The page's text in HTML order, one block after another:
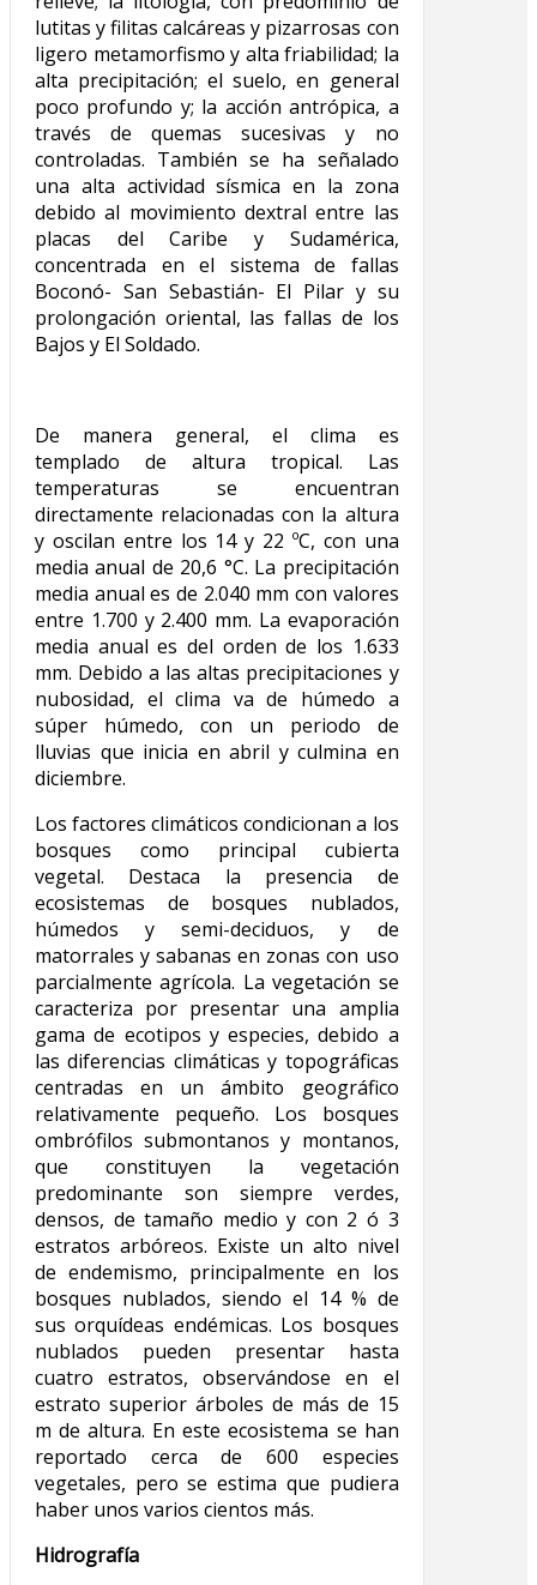
lutitas y filitas calcáreas y pizarrosas con
ligero metamorfismo y alta friabilidad; la
alta precipitación; el suelo, en general
poco profundo y; la acción antrópica, a
través de quemas sucesivas y no
controladas. También se ha señalado
una alta actividad sísmica en la zona
debido al movimiento dextral entre las
placas del Caribe y Sudamérica,
concentrada en el sistema de fallas
Boconó- San Sebastián- El Pilar y su
prolongación oriental, las fallas de los
Bajos y El Soldado.
De manera general, el clima es
templado de altura tropical. Las
temperaturas se encuentran
directamente relacionadas con la altura
y oscilan entre los 14 y 22 ºC, con una
media anual de 20,6 °C. La precipitación
media anual es de 2.040 mm con valores
entre 1.700 y 2.400 mm. La evaporación
media anual es del orden de los 1.633
mm. Debido a las altas precipitaciones y
nubosidad, el clima va de húmedo a
súper húmedo, con un periodo de
lluvias que inicia en abril y culmina en
diciembre.
Los factores climáticos condicionan a los
bosques como principal cubierta
vegetal. Destaca la presencia de
ecosistemas de bosques nublados,
húmedos y semi-deciduos, y de
matorrales y sabanas en zonas con uso
parcialmente agrícola. La vegetación se
caracteriza por presentar una amplia
gama de ecotipos y especies, debido a
las diferencias climáticas y topográficas
centradas en un ámbito geográfico
relativamente pequeño. Los bosques
ombrófilos submontanos y montanos,
que constituyen la vegetación
predominante son siempre verdes,
densos, de tamaño medio y con 2 ó 3
estratos arbóreos. Existe un alto nivel
de endemismo, principalmente en los
bosques nublados, siendo el 14 % de
sus orquídeas endémicas. Los bosques
nublados pueden presentar hasta
cuatro estratos, observándose en el
estrato superior árboles de más de 15
m de altura. En este ecosistema se han
reportado cerca de 600 especies
vegetales, pero se estima que pudiera
haber unos varios cientos más.
Hidrografía